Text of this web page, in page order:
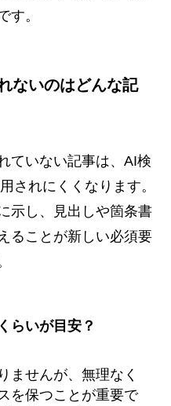
す。
ないのはどんな記
ていない記事は、AI検
されにくくなります。
示し、見出しや箇条書
ることが新しい必須要
らいが目安？
ませんが、無理なく
を保つことが重要で